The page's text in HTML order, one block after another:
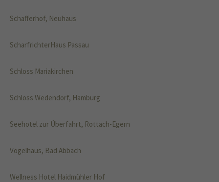
Schafferhof, Neuhaus
ScharfrichterHaus Passau
Schloss Mariakirchen
Schloss Wedendorf, Hamburg
Seehotel zur Überfahrt, Rottach-Egern
Vogelhaus, Bad Abbach
Wellness Hotel Haidmühler Hof